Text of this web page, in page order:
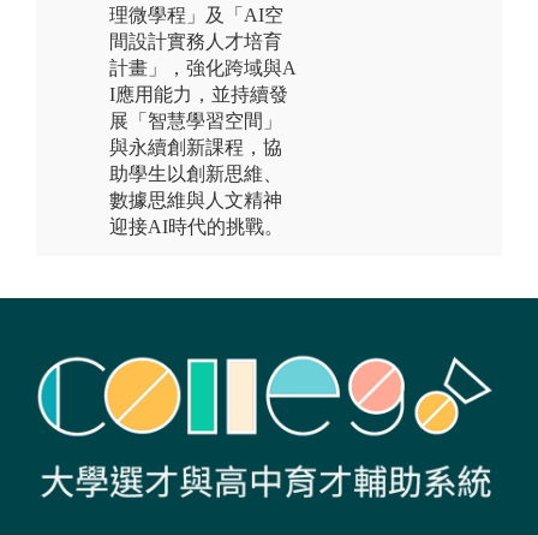
理微學程」及「AI空
間設計實務人才培育
計畫」，強化跨域與A
I應用能力，並持續發
展「智慧學習空間」
與永續創新課程，協
助學生以創新思維、
數據思維與人文精神
迎接AI時代的挑戰。